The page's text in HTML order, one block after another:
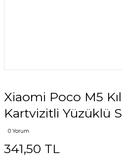
Xiaomi Poco M5
Kartvizitli Yüzüklü
0 Yorum
341,50 TL